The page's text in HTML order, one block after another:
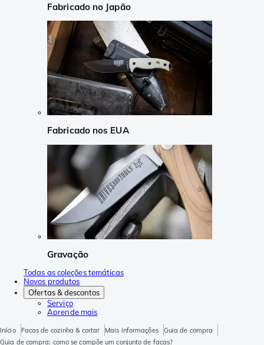
Fabricado no Japão
Fabricado nos EUA
Gravação
Todas as coleções temáticas
Novos produtos
Ofertas & descontos
Serviço
Aprende mais
Início Facas de cozinha & cortar Mais informações
Guia de compra
Guia de compra: como se compõe um conjunto de facas?